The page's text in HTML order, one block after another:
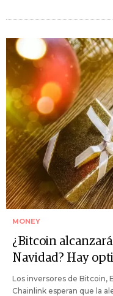
MONEY
¿Bitcoin
Navidad? Hay
Los inversores de Bitcoin,
Chainlink esperan que la